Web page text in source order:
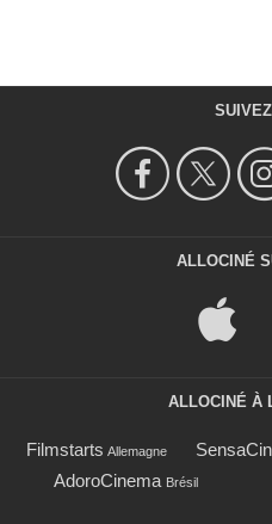
ALLOCINÉ
ALLOCINÉ À
Filmstarts Allemagne
AdoroCinema Brésil